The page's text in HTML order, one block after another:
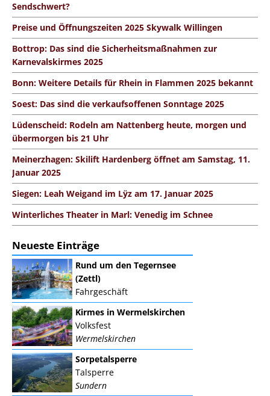
Sendschwert?
Preise und Öffnungszeiten 2025 Skywalk Willingen
Bottrop: Das sind die Sicherheitsmaßnahmen zur
Karnevalskirmes 2025
Bonn: Weitere Details für Rhein in Flammen 2025 bekannt
Soest: Das sind die verkaufsoffenen Sonntage 2025
Lüdenscheid: Rodeln am Nattenberg heute, morgen und
übermorgen bis 21 Uhr
Meinerzhagen: Skilift Hardenberg öffnet am Samstag, 11.
Januar 2025
Siegen: Leah Weigand im Lÿz am 17. Januar 2025
Winterliches Theater in Marl: Venedig im Schnee
Neueste Einträge
Rund um den Tegernsee
(Zettl)
Fahrgeschäft
Kirmes in Wermelskirchen
Volksfest
Wermelskirchen
Sorpetalsperre
Talsperre
Sundern